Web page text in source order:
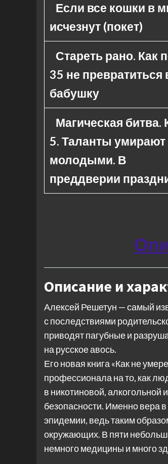
Если все кошки в
исчезнут (покет)
Стареть рано. Как
35 не превратиться
бабушку
Магическая битва.
5. Таланты умирают
молодыми. В
преддверии
Описание и
Алексей Решетун — самый
с последствиями
приводят пагубные и
на русское авось.
Его новая книга «Как не
профессионала на то, как
в никотиновой,
безопасности. Именно вера
эпидемии, ведь таким
окружающих. В пяти
немного медицины и много